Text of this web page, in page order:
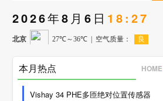
2026年8月6日 18:27
本月热点 HOME
Vishay 34 PHE多匝绝对位置传感器